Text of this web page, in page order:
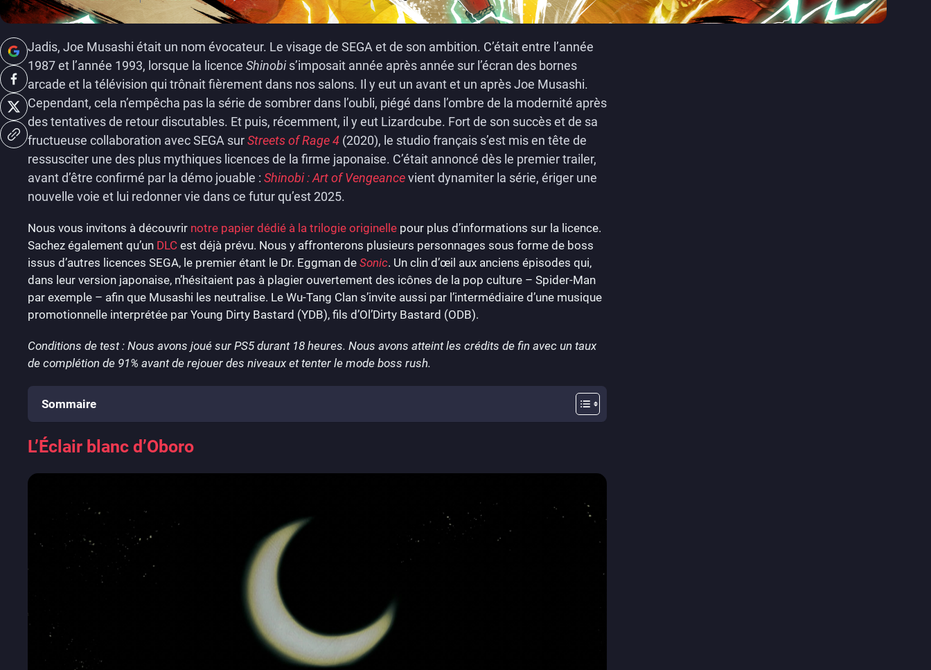
Jadis, Joe Musashi était un nom évocateur. Le visage de SEGA et de son ambition. C’était entre l’année
1987 et l’année 1993, lorsque la licence Shinobi s’imposait année après année sur l’écran des bornes
arcade et la télévision qui trônait fièrement dans nos salons. Il y eut un avant et un après Joe Musashi.
Cependant, cela n’empêcha pas la série de sombrer dans l’oubli, piégé dans l’ombre de la modernité après
des tentatives de retour discutables. Et puis, récemment, il y eut Lizardcube. Fort de son succès et de sa
fructueuse collaboration avec SEGA surStreets of Rage 4 (2020), le studio français s’est mis en tête de
ressusciter une des plus mythiques licences de la firme japonaise. C’était annoncé dès le premier trailer,
avant d’être confirmé par la démo jouable : Shinobi : Art of Vengeancevient dynamiter la série, ériger une
nouvelle voie et lui redonner vie dans ce futur qu’est 2025.
Nous vous invitons à découvrir notre papier dédié à la trilogie originelle pour plus d’informations sur la licence.
Sachez également qu’un DLC est déjà prévu. Nous y affronterons plusieurs personnages sous forme de boss
issus d’autres licences SEGA, le premier étant le Dr. Eggman de Sonic. Un clin d’œil aux anciens épisodes qui,
dans leur version japonaise, n’hésitaient pas à plagier ouvertement des icônes de la pop culture – Spider-Man
par exemple – afin que Musashi les neutralise. Le Wu-Tang Clan s’invite aussi par l’intermédiaire d’une musique
promotionnelle interprétée par Young Dirty Bastard (YDB), fils d’Ol’Dirty Bastard (ODB).
Conditions de test : Nous avons joué sur PS5 durant 18 heures. Nous avons atteint les crédits de fin avec un taux
de complétion de 91% avant de rejouer des niveaux et tenter le mode boss rush.
Sommaire
L’Éclair blanc d’Oboro